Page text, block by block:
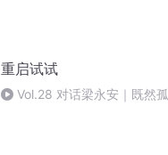
重启试试
Vol.28 对话梁永安｜既然孤